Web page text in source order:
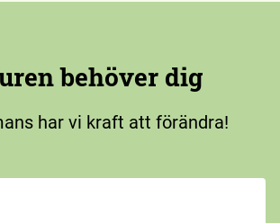
behöver dig
har vi kraft att förändra!